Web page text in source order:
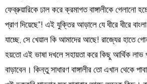
ফেব্রুয়ারিকে ঢাল করে ক্রমাগত বাঙ্গালীকে গেলানো
প্রাণ দিয়েছে”! এই যুক্তির আড়ালে যে ধীরে ধীরে
যাচ্ছে, সে খেয়াল কি আমাদের আছে! রাজ্যের হাতে
হয়তো এই ভাষা দখলে সহায়তা করে কিছু আর্থিক লাভ
বাড়াবেন। কিন্তু সাধারণ বাঙ্গালীর তো এখান থেকে